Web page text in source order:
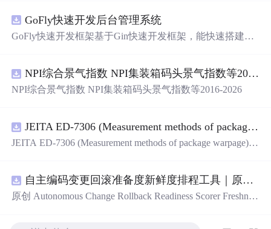
GoFly快速开发后台管理系统
GoFly快速开发框架基于Gin快速开发框架，能快速搭建应
管理后台等。api文档管理并一键生成api接口代码，一键生
成 CRUD前后端代码丰富组件，基于 Gin和 Vue3的Arco D
大道至简思想，接口单层设计，开发简单，极易上手、代
码可读性和可维护性好、得益于Go优秀性能框架性能和并
发都很优秀、需要硬件资源很小。
NPI综合景气指数 NPI集装箱码头景气指数等2016-2026
NPI综合景气指数 NPI集装箱码头景气指数等2016-2026
JEITA ED-7306 (Measurement methods of package warpage).pdf
JEITA ED-7306 (Measurement methods of package warpage).p
自主编码变更回滚准备度新鲜度排程工具｜原创源码+测试+离线报告
原创 Autonomous Change Rollback Readiness Scorer Freshnes